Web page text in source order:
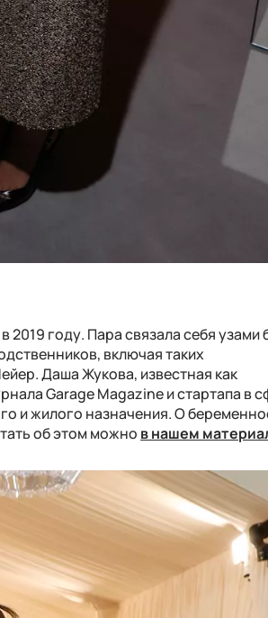
году. Пара связала себя узами
включая таких
Даша Жукова, известная как
Garage Magazine и стартапа в
и жилого назначения. О
об этом можно в нашем